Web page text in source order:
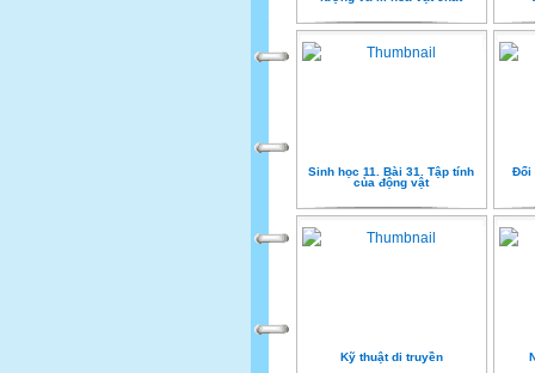
Sinh học 11. Bài 31. Tập tính
của động vật
Đổi
Kỹ thuật di truyền